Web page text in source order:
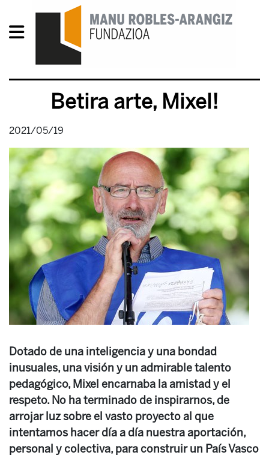
Betira arte, Mixel!
2021/05/19
Dotado de una inteligencia y una bondad
inusuales, una visión y un admirable talento
pedagógico, Mixel encarnaba la amistad y el
respeto. No ha terminado de inspirarnos, de
arrojar luz sobre el vasto proyecto al que
intentamos hacer día a día nuestra aportación,
personal y colectiva, para construir un País Vasco